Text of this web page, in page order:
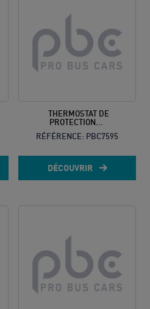
THERMOSTAT DE
PROTECTION...
RÉFÉRENCE: PBC7595
DÉCOUVRIR